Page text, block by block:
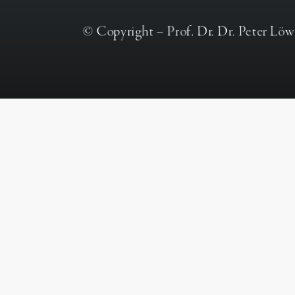
© Copyright – Prof. Dr. Dr. Peter Löw